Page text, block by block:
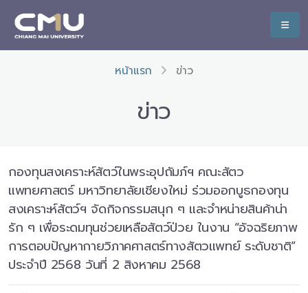
หน้าแรก ข่าว
ข่าว
กองทุนสงเคราะห์สัตว์ในพระอุปถัมภ์ฯ คณะสัตว
แพทยศาสตร์ มหาวิทยาลัยเชียงใหม่ ร่วมออกบูธกองทุน
สงเคราะห์สัตว์ฯ จัดกิจกรรมสนุก ๆ และจำหน่ายสินค้าน่า
รัก ๆ เพื่อระดมทุนช่วยเหลือสัตว์ป่วย ในงาน “อัจฉริยภาพ
การตอบปัญหากายวิภาคศาสตร์ทางสัตวแพทย์ ระดับชาติ”
ประจำปี 2568 วันที่ 2 สิงหาคม 2568